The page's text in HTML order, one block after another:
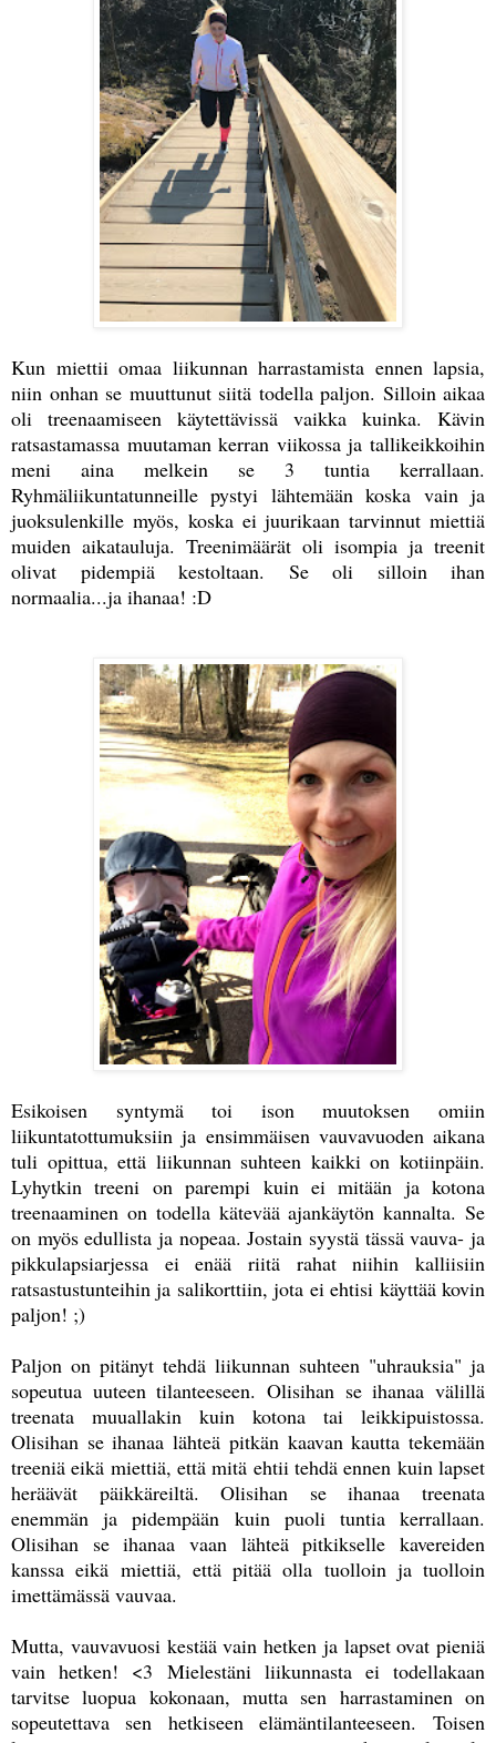
Kun miettii omaa liikunnan harrastamista ennen lapsia,
niin onhan se muuttunut siitä todella paljon. Silloin aikaa
oli treenaamiseen käytettävissä vaikka kuinka. Kävin
ratsastamassa muutaman kerran viikossa ja tallikeikkoihin
meni aina melkein se 3 tuntia kerrallaan.
Ryhmäliikuntatunneille pystyi lähtemään koska vain ja
juoksulenkille myös, koska ei juurikaan tarvinnut miettiä
muiden aikatauluja. Treenimäärät oli isompia ja treenit
olivat pidempiä kestoltaan. Se oli silloin ihan
normaalia...ja ihanaa! :D
Esikoisen syntymä toi ison muutoksen omiin
liikuntatottumuksiin ja ensimmäisen vauvavuoden aikana
tuli opittua, että liikunnan suhteen kaikki on kotiinpäin.
Lyhytkin treeni on parempi kuin ei mitään ja kotona
treenaaminen on todella kätevää ajankäytön kannalta. Se
on myös edullista ja nopeaa. Jostain syystä tässä vauva- ja
pikkulapsiarjessa ei enää riitä rahat niihin kalliisiin
ratsastustunteihin ja salikorttiin, jota ei ehtisi käyttää kovin
paljon! ;)
Paljon on pitänyt tehdä liikunnan suhteen "uhrauksia" ja
sopeutua uuteen tilanteeseen. Olisihan se ihanaa välillä
treenata muuallakin kuin kotona tai leikkipuistossa.
Olisihan se ihanaa lähteä pitkän kaavan kautta tekemään
treeniä eikä miettiä, että mitä ehtii tehdä ennen kuin lapset
heräävät päikkäreiltä. Olisihan se ihanaa treenata
enemmän ja pidempään kuin puoli tuntia kerrallaan.
Olisihan se ihanaa vaan lähteä pitkikselle kavereiden
kanssa eikä miettiä, että pitää olla tuolloin ja tuolloin
imettämässä vauvaa.
Mutta, vauvavuosi kestää vain hetken ja lapset ovat pieniä
vain hetken! <3 Mielestäni liikunnasta ei todellakaan
tarvitse luopua kokonaan, mutta sen harrastaminen on
sopeutettava sen hetkiseen elämäntilanteeseen. Toisen